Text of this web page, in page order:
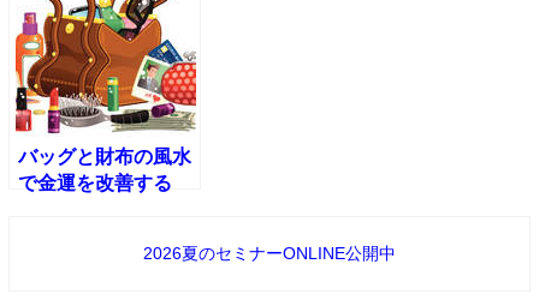
バッグと財布の風水
で金運を改善する
2026夏のセミナーONLINE公開中